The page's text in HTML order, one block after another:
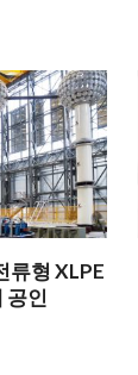
류형 XLPE
공인